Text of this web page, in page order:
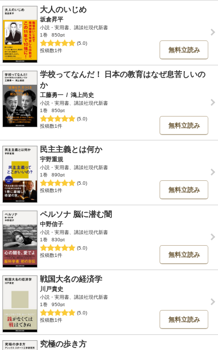
大人のいじめ
坂倉昇平
小説・実用書、講談社現代新書
1巻
850pt
(5.0)
投稿数1件
無料立読み
学校ってなんだ！ 日本の教育はなぜ息苦しいの
か
工藤勇一 / 鴻上尚史
小説・実用書、講談社現代新書
1巻
850pt
(5.0)
投稿数1件
無料立読み
民主主義とは何か
宇野重規
小説・実用書、講談社現代新書
1巻
890pt
(5.0)
投稿数1件
無料立読み
ペルソナ 脳に潜む闇
中野信子
小説・実用書、講談社現代新書
1巻
830pt
(5.0)
投稿数1件
無料立読み
戦国大名の経済学
川戸貴史
小説・実用書、講談社現代新書
1巻
950pt
(5.0)
投稿数1件
無料立読み
究極の歩き方